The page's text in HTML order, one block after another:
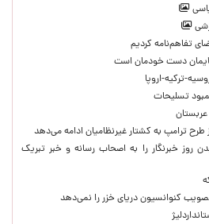
تفاهم‌نامه کردیم
دست خودمان است
ترکیه-اروپا
تسلیحات
طرح ترامپ به کشتار غیرنظامیان ادامه می‌دهد
روز خبرنگار را به اصحاب رسانه و خبر تبریک
کنوانسیون دریای خزر را نمی‌دهد